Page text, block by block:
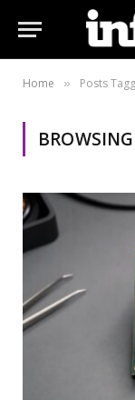
Home » Posts